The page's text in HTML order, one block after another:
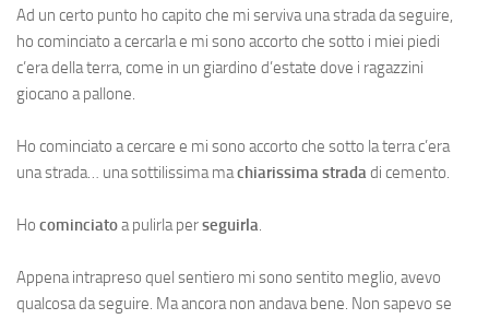
Ad un certo punto ho capito che mi serviva una strada da seguire,
ho cominciato a cercarla e mi sono accorto che sotto i miei piedi
c’era della terra, come in un giardino d’estate dove i ragazzini
giocano a pallone.
Ho cominciato a cercare e mi sono accorto che sotto la terra c’era
una strada… una sottilissima machiarissima stradadi cemento.
Ho cominciatoa pulirla perseguirla.
Appena intrapreso quel sentiero mi sono sentito meglio, avevo
qualcosa da seguire. Ma ancora non andava bene. Non sapevo se